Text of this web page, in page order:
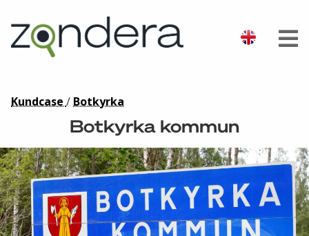
Kundcase / Botkyrka
Botkyrka kommun